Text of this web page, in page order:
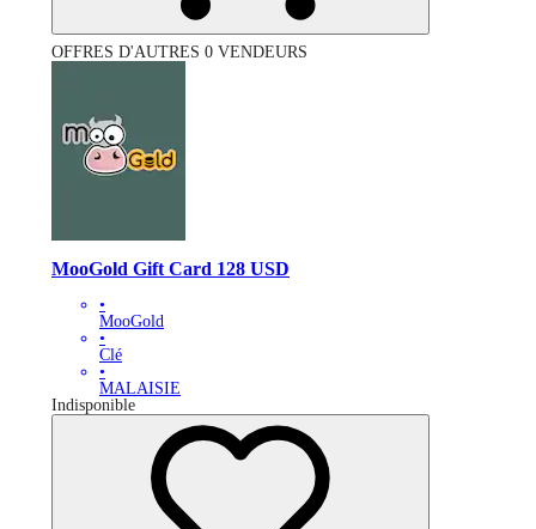
OFFRES D'AUTRES 0 VENDEURS
MooGold Gift Card 128 USD
•
MooGold
•
Clé
•
MALAISIE
Indisponible